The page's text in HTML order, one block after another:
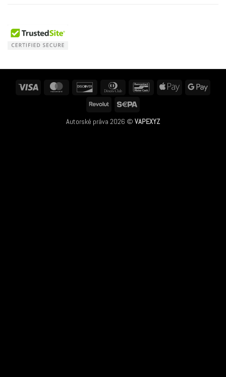
Visa MasterCard Discover
Dinners
BancontactApple
Revolut
Autorské práva 2026 © VAPEXYZ